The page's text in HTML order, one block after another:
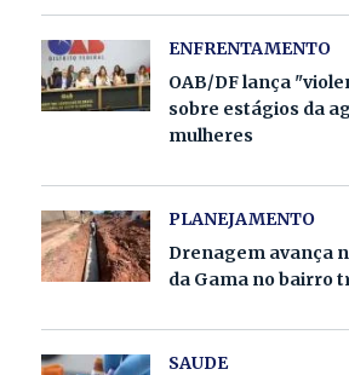
ENFRENTAMENTO
OAB/DF lança
sobre estágios da
mulheres
PLANEJAMENTO
Drenagem avança
da Gama no bairro
SAUDE